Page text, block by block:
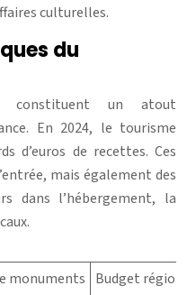
culturelles.
du
constituent un atout
En 2024, le tourisme
d’euros de recettes. Ces
mais également des
dans l’hébergement, la
monuments Budget